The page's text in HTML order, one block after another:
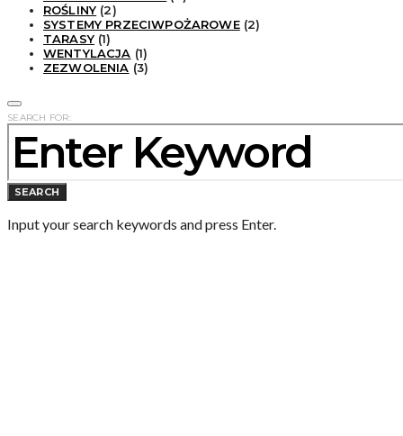
ROŚLINY (2)
SYSTEMY PRZECIWPOŻAROWE(2)
TARASY(1)
WENTYLACJA (1)
ZEZWOLENIA (3)
SEARCH FOR:
SEARCH
Input your search keywords and press Enter.